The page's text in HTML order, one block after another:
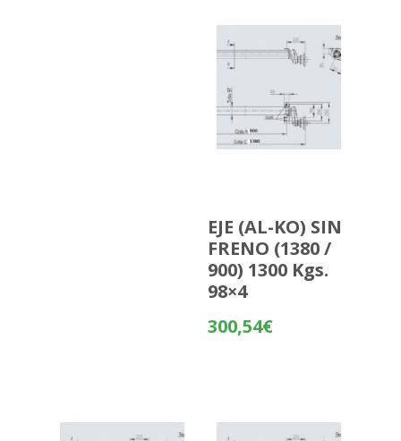
EJE (AL-KO) SIN
FRENO (1380 /
900) 1300 Kgs.
98×4
300,54€